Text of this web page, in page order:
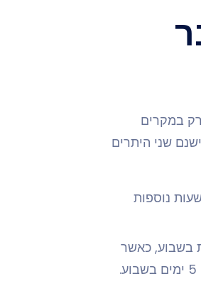
במקרים
שני היתרים
עובדים בשעות נוספות עד למקסימום של 12 שעות ביום ולא יותר מ- 12 שעות נוספות
ביום ולא יותר מ- 15 שעות נוספות בשבוע, כאשר